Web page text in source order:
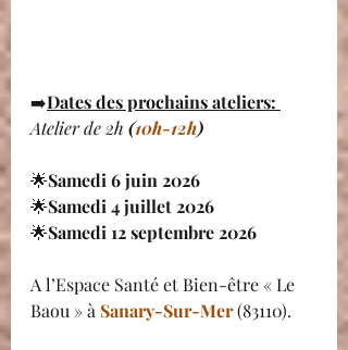
➡️Dates des prochains ateliers:
Atelier de 2h (10h-12h)
🌟Samedi 6 juin 2026
🌟Samedi 4 juillet 2026
🌟Samedi 12 septembre 2026
A l’Espace Santé et Bien-être « Le
Baou » à Sanary-Sur-Mer (83110).